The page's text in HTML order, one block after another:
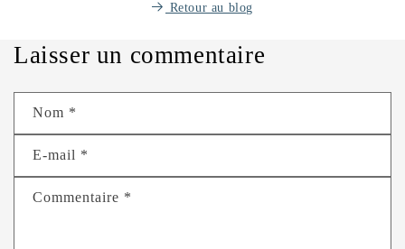
Retour au blog
Laisser un commentaire
Nom *
E-mail *
Commentaire *